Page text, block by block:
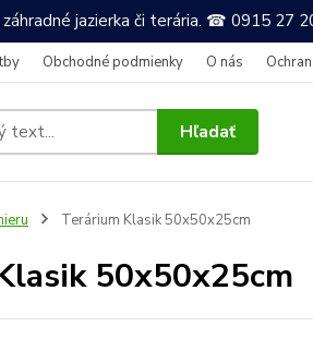
jazierka či terária. ☎ 0915 27
Obchodné podmienky O nás
Hľadať
Terárium Klasik 50x50x25cm
50x50x25cm